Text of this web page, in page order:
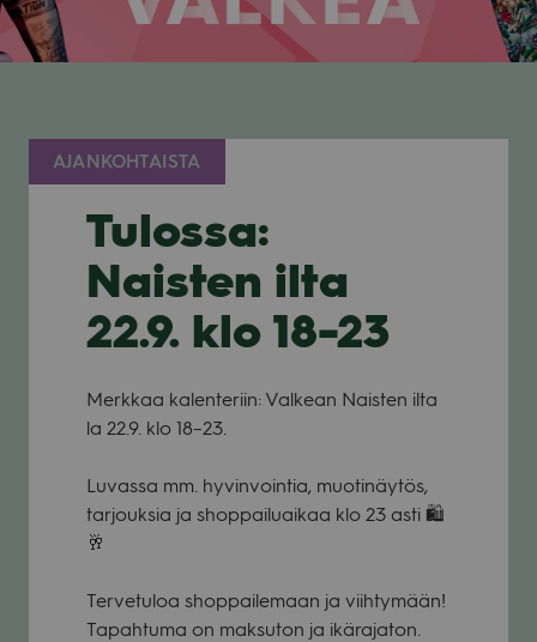
AJANKOHTAISTA
Tulossa:
Naisten ilta
22.9. klo 18-23
Merk­kaa kalen­te­riin: Val­kean Nais­ten ilta
la 22.9. klo 18–23.
Luvassa mm. hyvin­voin­tia, muo­ti­näy­tös,
tar­jouk­sia ja shop­pai­luai­kaa klo 23 asti 🛍
🥂
Ter­ve­tu­loa shop­pai­le­maan ja viih­ty­mään!
Tapah­tuma on mak­su­ton ja ikä­ra­ja­ton.